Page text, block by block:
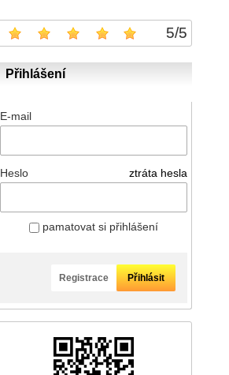
5/5
Přihlášení
E-mail
Heslo ztráta hesla
pamatovat si přihlášení
Registrace Přihlásit